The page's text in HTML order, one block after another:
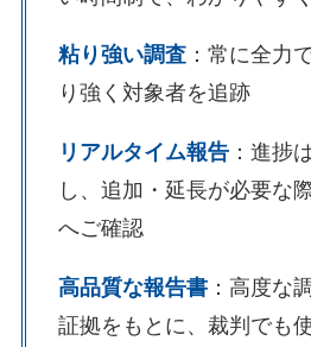
粘り強い調査：常に全力
り強く対象者を追跡
リアルタイム報告：進捗
し、追加・延長が必要な
へご確認
高品質な報告書：高度な
証拠をもとに、裁判でも